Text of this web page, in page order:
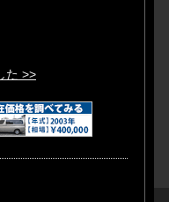
た >>